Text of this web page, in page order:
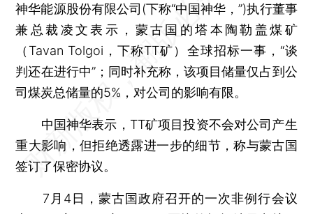
神华能源股份有限公司(下称“中国神华，”)执行董事
兼总裁凌文表示，蒙古国的塔本陶勒盖煤矿
（Tavan Tolgoi，下称TT矿）全球招标一事，“谈
判还在进行中”；同时补充称，该项目储量仅占到公
司煤炭总储量的5%，对公司的影响有限。
中国神华表示，TT矿项目投资不会对公司产生
重大影响，但拒绝透露进一步的细节，称与蒙古国
签订了保密协议。
7月4日，蒙古国政府召开的一次非例行会议